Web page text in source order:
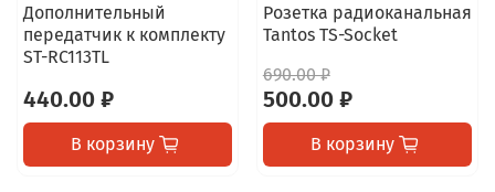
Дополнительный
передатчик к комплекту
ST-RC113TL
440.00 ₽
В корзину
Розетка радиоканальная
Tantos TS-Socket
690.00 ₽
500.00 ₽
В корзину